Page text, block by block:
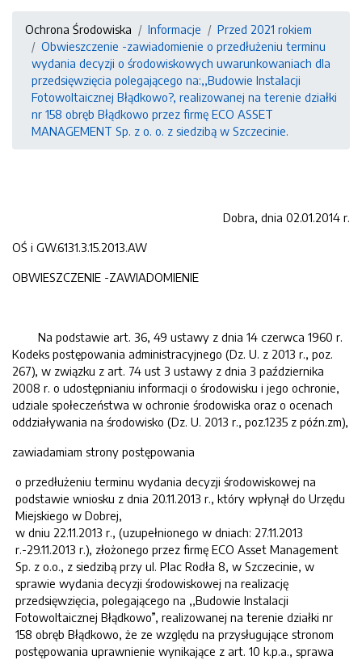
Ochrona Środowiska Informacje
Przed 2021 rokiem
Obwieszczenie -zawiadomienie o przedłużeniu terminu
wydania decyzji o środowiskowych uwarunkowaniach dla
przedsięwzięcia polegającego na:,,Budowie Instalacji
Fotowoltaicznej Błądkowo?, realizowanej na terenie działki
nr 158 obręb Błądkowo przez firmę ECO ASSET
MANAGEMENT Sp. z o. o. z siedzibą w Szczecinie.
Dobra, dnia 02.01.2014 r.
OŚ i GW.6131.3.15.2013.AW
OBWIESZCZENIE -ZAWIADOMIENIE
Na podstawie art. 36, 49 ustawy z dnia 14 czerwca 1960 r.
Kodeks postępowania administracyjnego (Dz. U. z 2013 r., poz.
267), w związku z art. 74 ust 3 ustawy z dnia 3 października
2008 r. o udostępnianiu informacji o środowisku i jego ochronie,
udziale społeczeństwa w ochronie środowiska oraz o ocenach
oddziaływania na środowisko (Dz. U. 2013 r., poz.1235 z późn.zm),
zawiadamiam strony postępowania
o przedłużeniu terminu wydania decyzji środowiskowej na
podstawie wniosku z dnia 20.11.2013 r., który wpłynął do Urzędu
Miejskiego w Dobrej,
w dniu 22.11.2013 r., (uzupełnionego w dniach: 27.11.2013
r.-29.11.2013 r.), złożonego przez firmę ECO Asset Management
Sp. z o.o., z siedzibą przy ul. Plac Rodła 8, w Szczecinie, w
sprawie wydania decyzji środowiskowej na realizację
przedsięwzięcia, polegającego na ,,Budowie Instalacji
Fotowoltaicznej Błądkowo”, realizowanej na terenie działki nr
158 obręb Błądkowo, że ze względu na przysługujące stronom
postępowania uprawnienie wynikające z art. 10 k.p.a., sprawa